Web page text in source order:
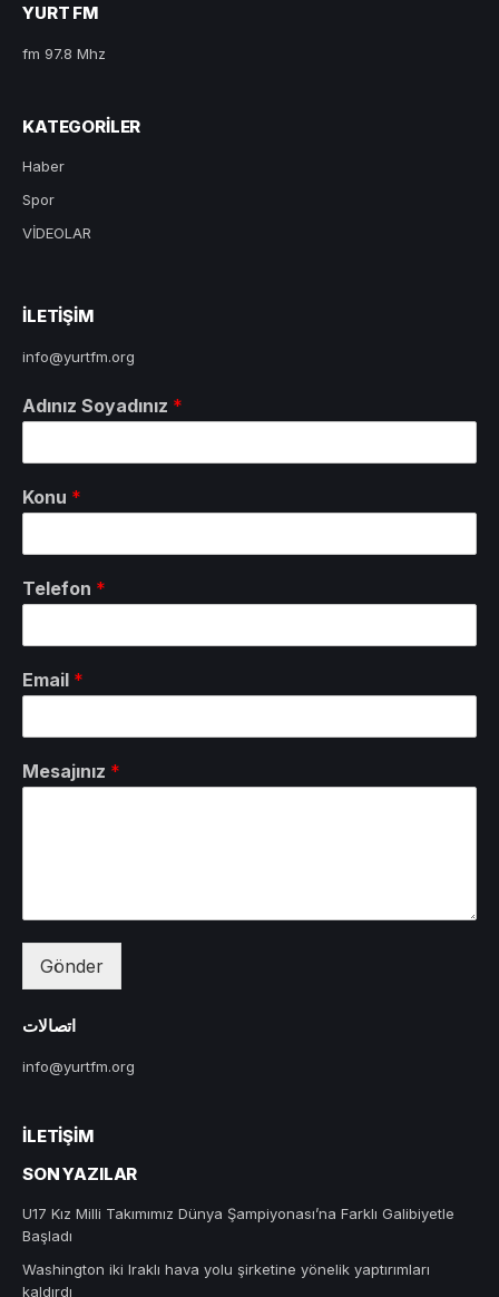
YURT FM
fm 97.8 Mhz
KATEGORILER
Haber
Spor
VİDEOLAR
ILETIŞIM
info@yurtfm.org
Adınız Soyadınız *
Konu *
Telefon *
Email *
Mesajınız *
Gönder
اتصالات
info@yurtfm.org
İLETIŞIM
SON YAZILAR
U17 Kız Milli Takımımız Dünya Şampiyonası’na Farklı Galibiyetle
Başladı
Washington iki Iraklı hava yolu şirketine yönelik yaptırımları
kaldırdı